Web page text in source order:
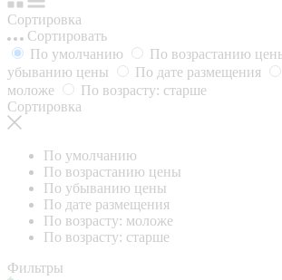
Сортировка
Сортировать
По умолчанию
По возрастанию
убыванию цены
По дате размещения
моложе
По возрасту: старше
Сортировка
По умолчанию
По возрастанию цены
По убыванию цены
По дате размещения
По возрасту: моложе
По возрасту: старше
Фильтры